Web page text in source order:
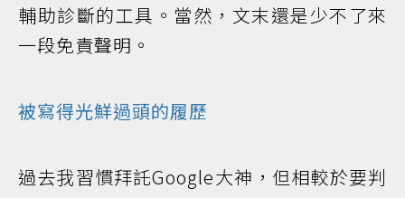
輔助診斷的工具。當然，文末還是少不了來
一段免責聲明。
被寫得光鮮過頭的履歷
過去我習慣拜託Google大神，但相較於要判